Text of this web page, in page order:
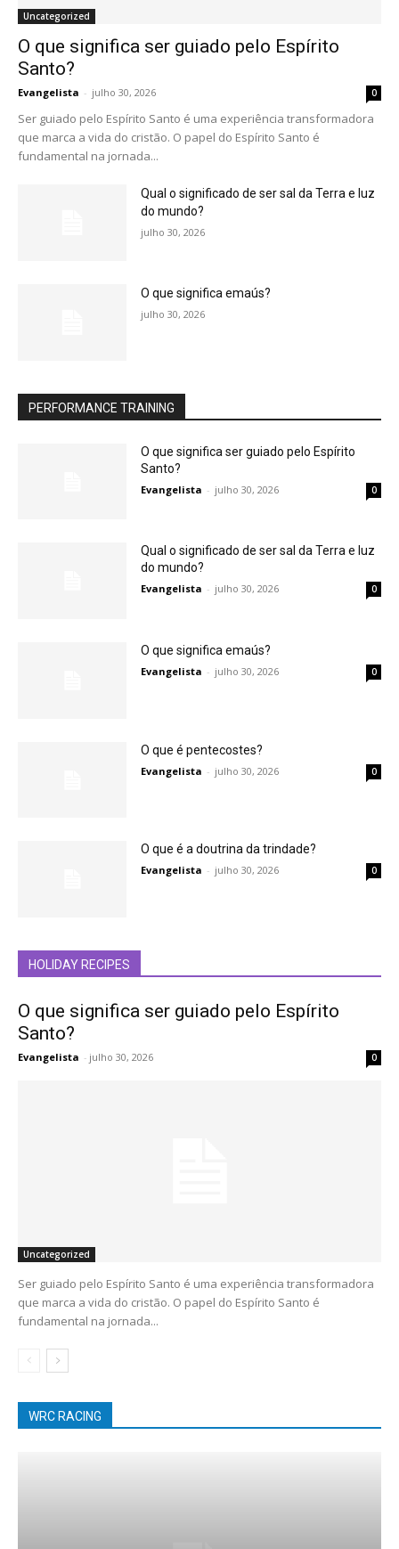
Uncategorized
O que significa ser guiado pelo Espírito
Santo?
Evangelista - julho 30, 2026 0
Ser guiado pelo Espírito Santo é uma experiência transformadora
que marca a vida do cristão. O papel do Espírito Santo é
fundamental na jornada...
Qual o significado de ser sal da Terra e luz
do mundo?
julho 30, 2026
O que significa emaús?
julho 30, 2026
PERFORMANCE TRAINING
O que significa ser guiado pelo Espírito
Santo?
Evangelista - julho 30, 2026 0
Qual o significado de ser sal da Terra e luz
do mundo?
Evangelista - julho 30, 2026 0
O que significa emaús?
Evangelista - julho 30, 2026 0
O que é pentecostes?
Evangelista - julho 30, 2026 0
O que é a doutrina da trindade?
Evangelista - julho 30, 2026 0
HOLIDAY RECIPES
O que significa ser guiado pelo Espírito
Santo?
Evangelista - julho 30, 2026 0
Uncategorized
Ser guiado pelo Espírito Santo é uma experiência transformadora
que marca a vida do cristão. O papel do Espírito Santo é
fundamental na jornada...
WRC RACING